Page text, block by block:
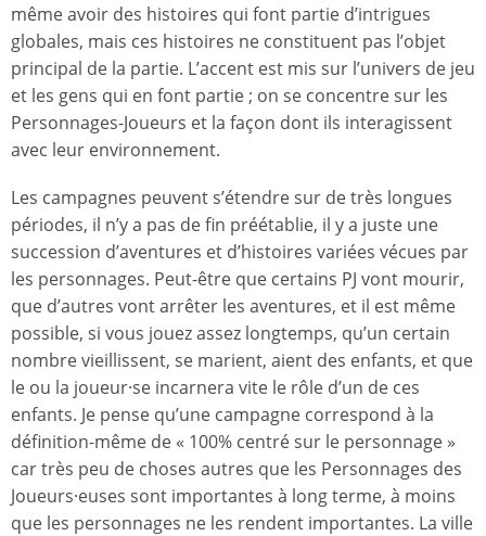
même avoir des histoires qui font partie d’intrigues
globales, mais ces histoires ne constituent pas l’objet
principal de la partie. L’accent est mis sur l’univers de jeu
et les gens qui en font partie ; on se concentre sur les
Personnages-Joueurs et la façon dont ils interagissent
avec leur environnement.
Les campagnes peuvent s’étendre sur de très longues
périodes, il n’y a pas de fin préétablie, il y a juste une
succession d’aventures et d’histoires variées vécues par
les personnages. Peut-être que certains PJ vont mourir,
que d’autres vont arrêter les aventures, et il est même
possible, si vous jouez assez longtemps, qu’un certain
nombre vieillissent, se marient, aient des enfants, et que
le ou la joueur·se incarnera vite le rôle d’un de ces
enfants. Je pense qu’une campagne correspond à la
définition-même de « 100% centré sur le personnage »
car très peu de choses autres que les Personnages des
Joueurs·euses sont importantes à long terme, à moins
que les personnages ne les rendent importantes. La ville